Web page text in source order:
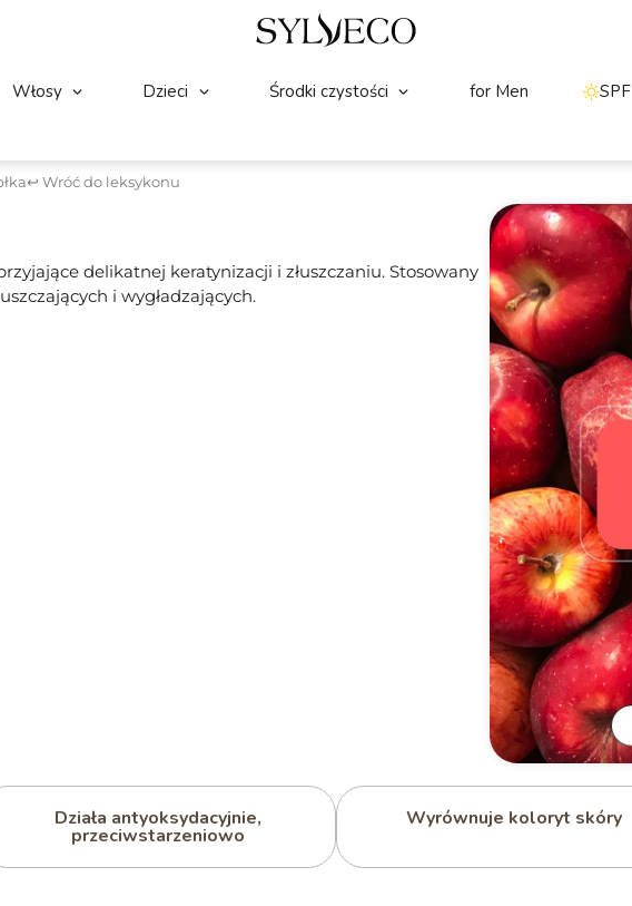
Włosy Dzieci Środki czystości for Men SPF
↩ Wróć do leksykonu
delikatnej keratynizacji i złuszczaniu. Stosowany
i wygładzających.
Działa antyoksydacyjnie,
przeciwstarzeniowo
Wyrównuje koloryt skóry